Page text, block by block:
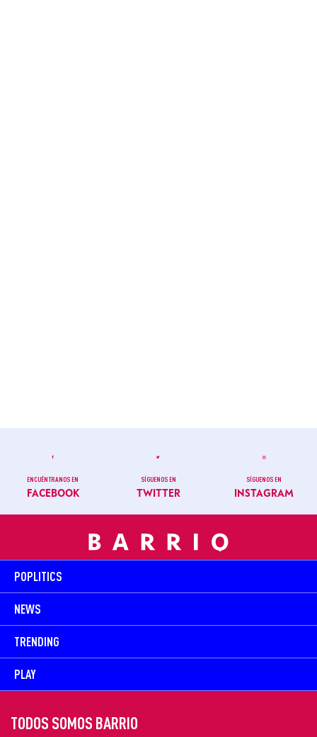
ENCUÉNTRANOS EN
FACEBOOK
SÍGUENOS EN
TWITTER
SÍGUENOS EN
INSTAGRAM
POPLITICS
NEWS
TRENDING
PLAY
TODOS SOMOS BARRIO